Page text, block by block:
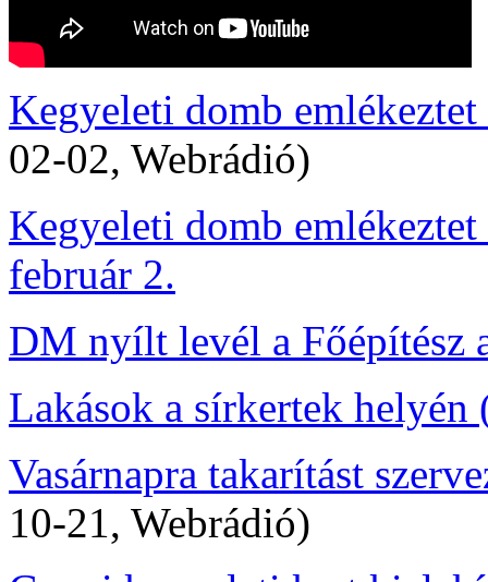
Kegyeleti domb
02-02, Webrádió)
Kegyeleti domb
február 2.
DM nyílt levél a Főépítész
Lakások a sírkertek
Vasárnapra takarítást
10-21, Webrádió)